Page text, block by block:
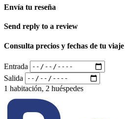
Envía tu reseña
Send reply to a review
Consulta precios y fechas de tu viaje
Entrada
Salida
1 habitación, 2 huéspedes